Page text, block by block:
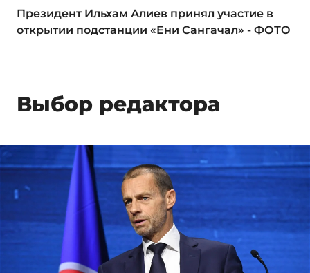
Президент Ильхам Алиев принял участие в
открытии подстанции «Ени Сангачал» - ФОТО
Выбор редактора